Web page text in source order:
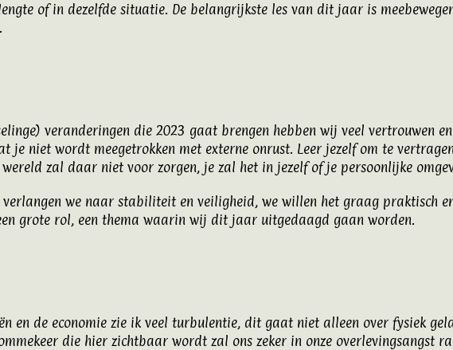
of in dezelfde situatie. De belangrijkste les van dit jaar is
veranderingen die 2023 gaat brengen hebben wij veel vertrouwen
je niet wordt meegetrokken met externe onrust. Leer jezelf om te
zal daar niet voor zorgen, je zal het in jezelf of je persoonlijke
we naar stabiliteit en veiligheid, we willen het graag praktisch
grote rol, een thema waarin wij dit jaar uitgedaagd gaan worden.
en de economie zie ik veel turbulentie, dit gaat niet alleen over fysiek
die hier zichtbaar wordt zal ons zeker in onze overlevingsangst